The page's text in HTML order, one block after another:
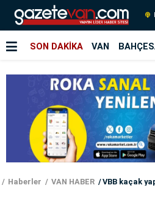
SON DAKİKA VAN
Haberler VAN HABER VBB kaçak